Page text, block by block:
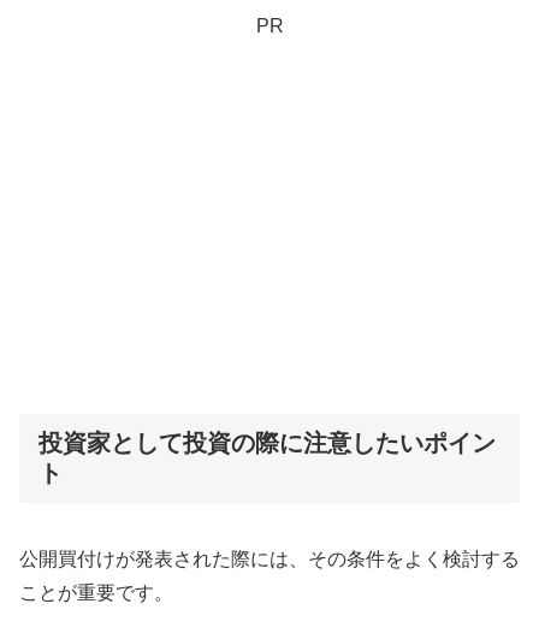
PR
投資家として投資の際に注意したいポイン
ト
公開買付けが発表された際には、その条件をよく検討する
ことが重要です。